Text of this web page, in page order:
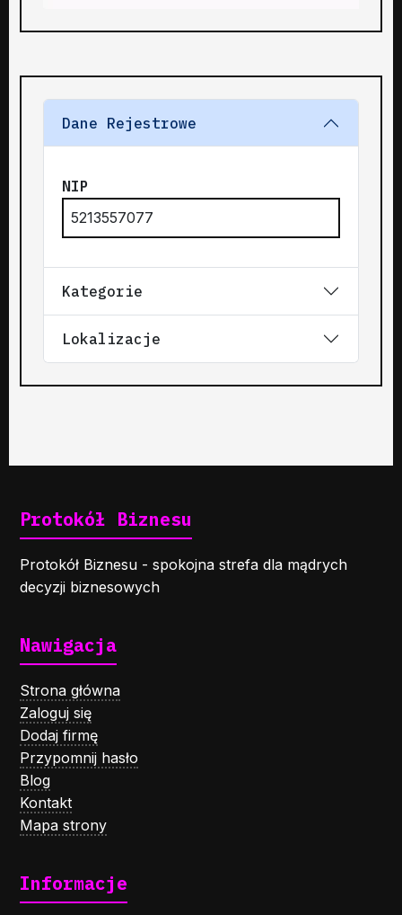
Dane Rejestrowe
NIP
5213557077
Kategorie
Lokalizacje
Protokół Biznesu
Protokół Biznesu - spokojna strefa dla mądrych
decyzji biznesowych
Nawigacja
Strona główna
Zaloguj się
Dodaj firmę
Przypomnij hasło
Blog
Kontakt
Mapa strony
Informacje